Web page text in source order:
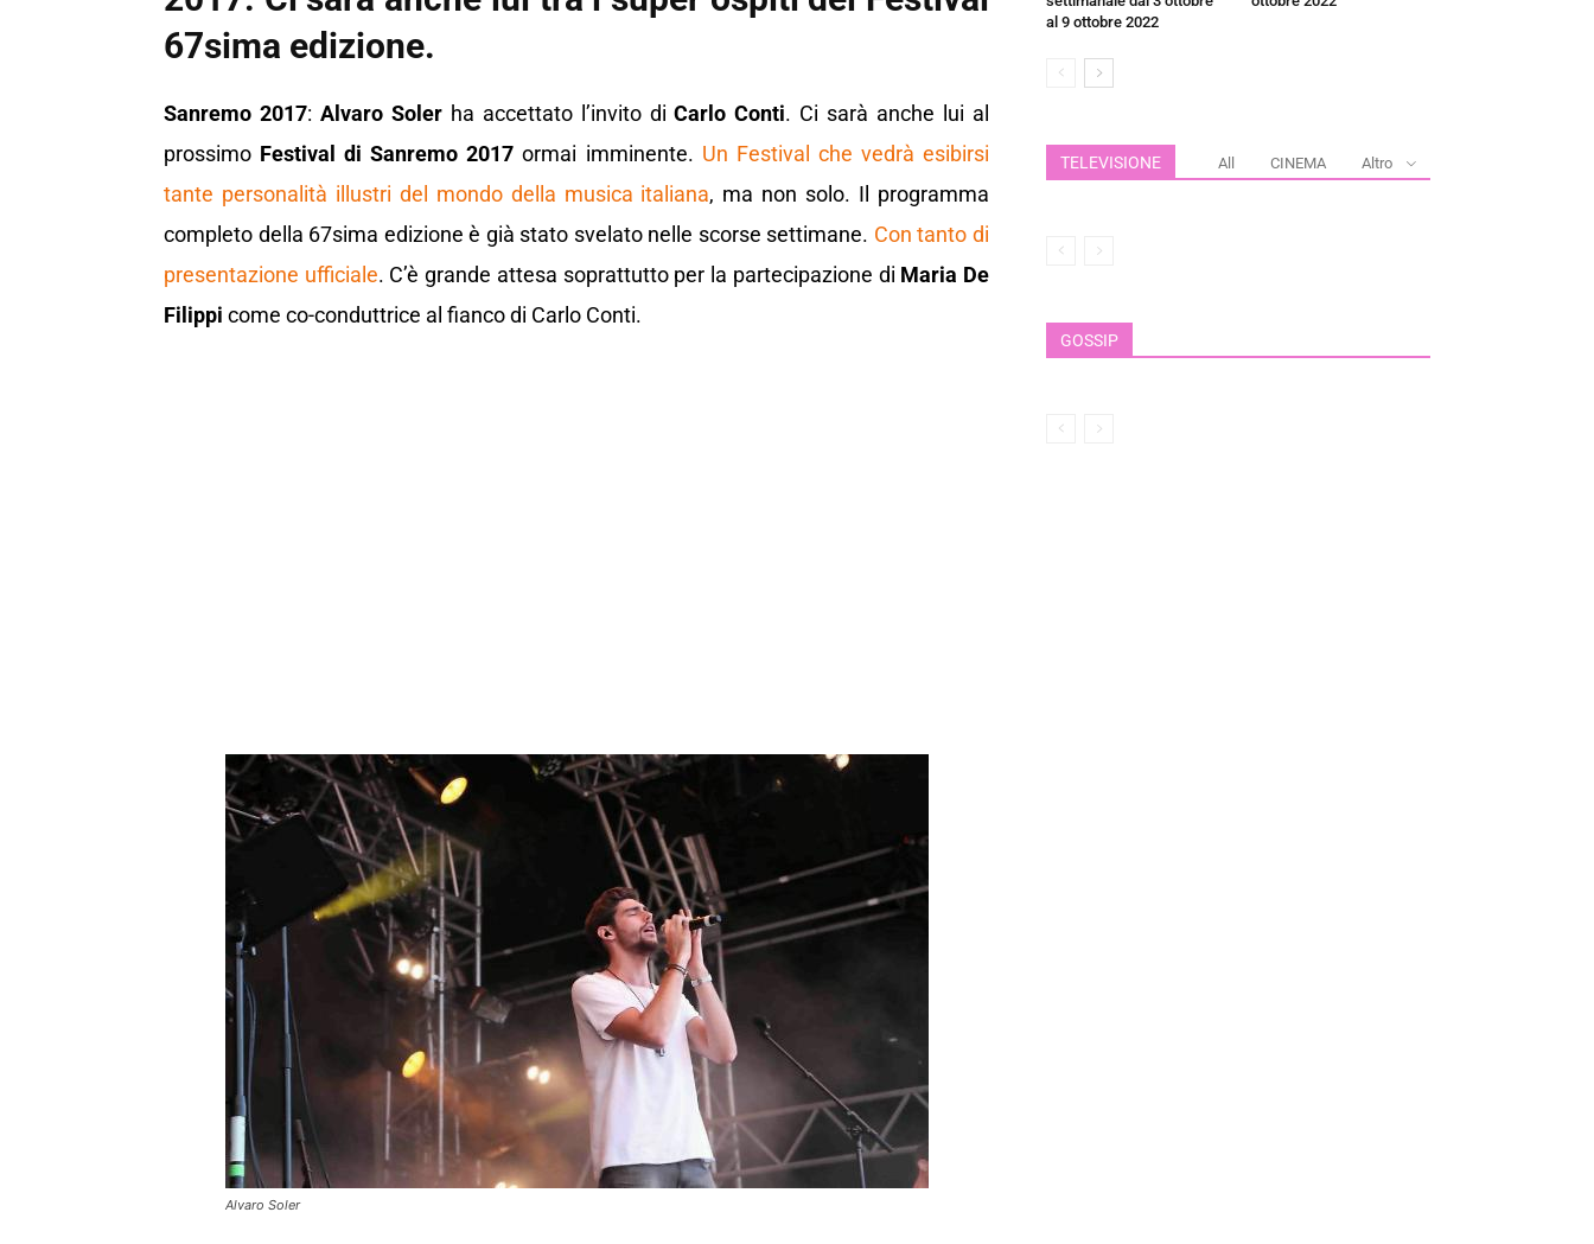
67sima edizione.
Sanremo 2017: Alvaro Solerha accettato l’invito diCarlo Conti. Ci sarà anche lui al
prossimo Festival di Sanremo 2017 ormai imminente. Un Festival che vedrà esibirsi
tante personalità illustri del mondo della musica italiana, ma non solo. Il programma
completo della 67sima edizione è già stato svelato nelle scorse settimane. Con tanto di
presentazione ufficiale. C’è grande attesa soprattutto per la partecipazione di Maria De
Filippi come co-conduttrice al fianco di Carlo Conti.
Alvaro Soler
al 9 ottobre 2022
TELEVISIONE All CINEMA Altro
GOSSIP